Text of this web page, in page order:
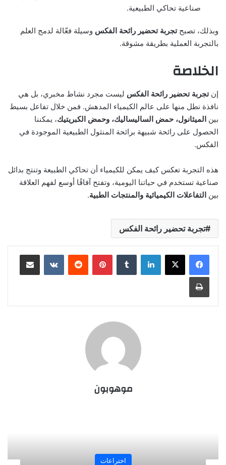
صناعية تحاكي الطبيعية.
وبذلك، تصبحتجربة تحضير رائحة الفكس وسيلة فعّالة لدمج العلم
بالتجربة العملية بطريقة مشوقة.
الخلاصة
إنتجربة تحضير رائحة الفكس ليست مجرد نشاط مخبري، بل هي
نافذة نطل منها على عالم الكيمياء المدهش. فمن خلال تفاعل بسيط
بين الميثانول، حمض الساليساليك، وحمض الكبريتيك، يمكننا
الحصول على رائحة شبيهة برائحة المنثول الطبيعية الموجودة في
الفكس.
هذه التجربة تعكس كيف يمكن للكيمياء أن تحاكي الطبيعة وتنتج بدائل
صناعية تستخدم في حياتنا اليومية، وتفتح آفاقًا أوسع لفهم العلاقة
بين التفاعلات الكيميائية والمنتجات الطبية.
تجربة تحضير رائحة الفكس
لينكدإن بينتيريست
موهوبون
المجلة